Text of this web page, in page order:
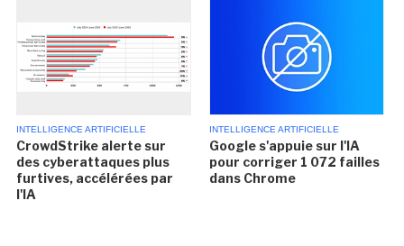
INTELLIGENCE ARTIFICIELLE
CrowdStrike alerte sur
des cyberattaques plus
furtives, accélérées par
l'IA
INTELLIGENCE ARTIFICIELLE
Google s'appuie sur l'IA
pour corriger 1 072 failles
dans Chrome